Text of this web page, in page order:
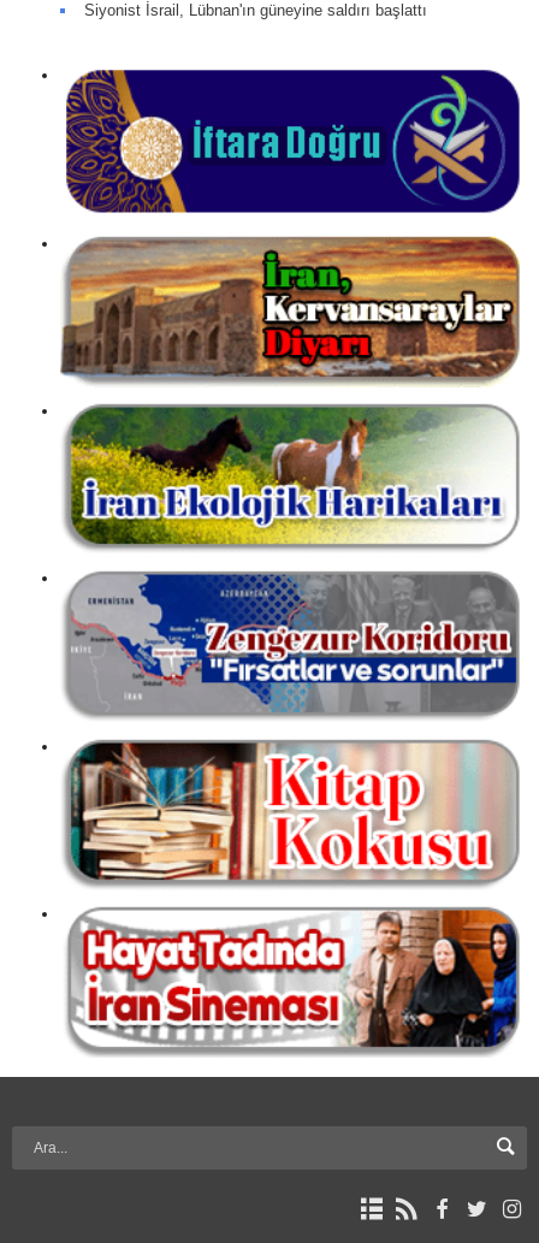
Siyonist İsrail, Lübnan'ın güneyine saldırı başlattı